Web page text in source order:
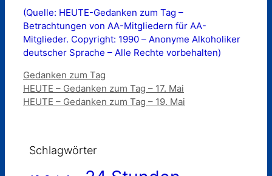
(Quelle: HEUTE-Gedanken zum Tag –
Betrachtungen von AA-Mitgliedern für AA-
Mitglieder. Copyright: 1990 – Anonyme Alkoholiker
deutscher Sprache – Alle Rechte vorbehalten)
Kategorien
Gedanken zum Tag
HEUTE – Gedanken zum Tag – 17. Mai
HEUTE – Gedanken zum Tag – 19. Mai
Schlagwörter